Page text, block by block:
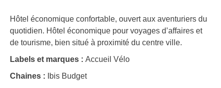
Hôtel économique confortable, ouvert aux aventuriers du
quotidien. Hôtel économique pour voyages d’affaires et
de tourisme, bien situé à proximité du centre ville.
Labels et marques : Accueil Vélo
Chaines :
Ibis Budget